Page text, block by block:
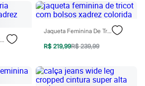
Blazer De Alfaiataria Cropped Feminino Xadrez Azul
Jaqueta Feminina De Tricot Com Bolsos Xadrez Colorida
R$ 219,99R$ 239,99